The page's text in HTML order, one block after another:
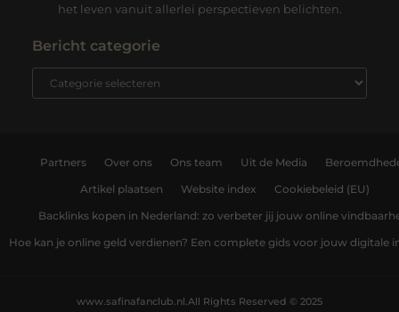
het leven vanuit allerlei perspectieven belichten.
Bericht categorie
Partners Over ons Ons team Uit de Media
Artikel plaatsen Website index Cookiebeleid (EU)
Backlinks kopen in Nederland: zo verbeter jij jouw online
Hoe kan je online geld verdienen? Een complete gids voor jouw digitale
All Rights Reserved © 2025
www.safinafanclub.nl.